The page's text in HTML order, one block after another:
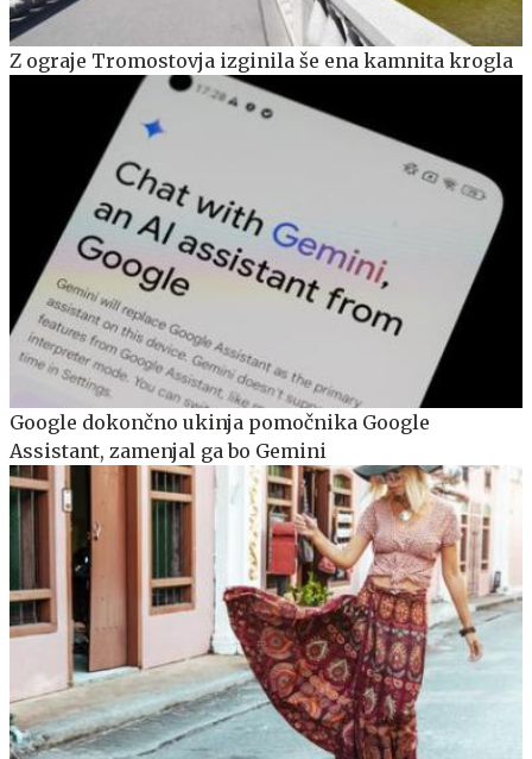
Z ograje Tromostovja izginila še ena kamnita krogla
Google dokončno ukinja pomočnika Google
Assistant, zamenjal ga bo Gemini